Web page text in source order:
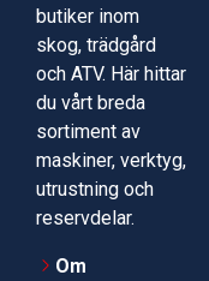
butiker inom
skog, trädgård
och ATV. Här hittar
du vårt breda
sortiment av
maskiner, verktyg,
utrustning och
reservdelar.
Om